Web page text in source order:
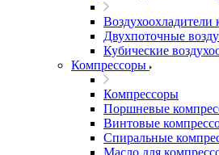
Воздухоохладители
Двухпоточные
Кубические
Компрессоры
Компрессоры
Поршневые
Винтовые
Спиральные
Масло для